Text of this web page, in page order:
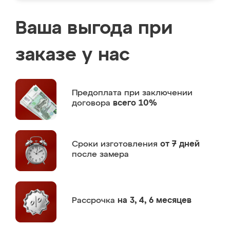
Ваша выгода при
заказе у нас
Предоплата при заключении
договора всего 10%
Сроки изготовления от 7 дней
после замера
Рассрочка на 3, 4, 6 месяцев